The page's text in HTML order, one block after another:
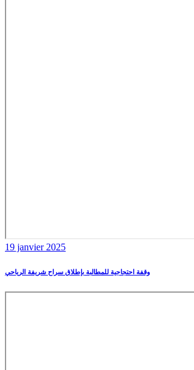
19 janvier 2025
وقفة احتجاجية للمطالبة بإطلاق سراح شريفة الرياحي